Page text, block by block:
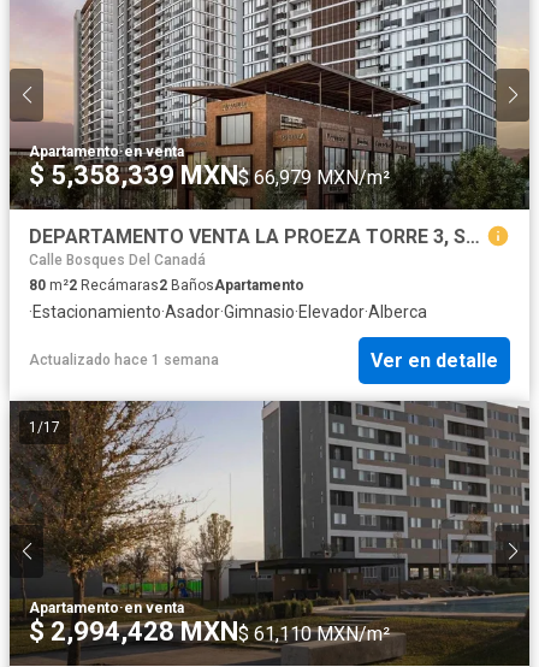
Apartamento·en venta
$ 5,358,339 MXN$ 66,979 MXN/m²
DEPARTAMENTO VENTA LA PROEZA TORRE 3, SAN NICOLAS
Calle Bosques Del Canadá
80 m²2 Recámaras2 BañosApartamento
·Estacionamiento·Asador·Gimnasio·Elevador·Alberca
Actualizado hace 1 semana Ver en detalle
1/17
Apartamento·en venta
$ 2,994,428 MXN$ 61,110 MXN/m²